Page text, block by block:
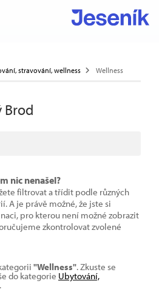
stravování, wellness Wellness
Brod
nic nenašel?
filtrovat a třídit podle různých
A je právě možné, že jste si
pro kterou není možné zobrazit
zkontrolovat zvolené
"Wellness". Zkuste se
do kategorie Ubytování,
.